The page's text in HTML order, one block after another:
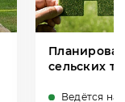
сельских
Ведётся